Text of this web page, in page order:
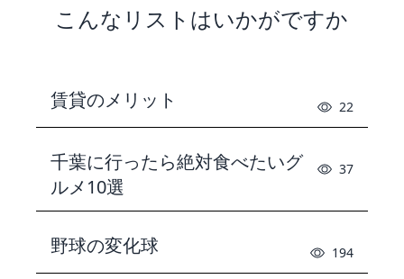
こんなリストはいかがですか
賃貸のメリット 22
千葉に行ったら絶対食べたいグ
ルメ10選
37
野球の変化球 194